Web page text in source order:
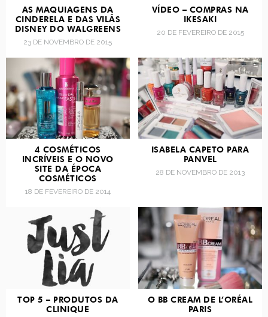
AS MAQUIAGENS DA
CINDERELA E DAS VILÃS
DISNEY DO WALGREENS
23 DE NOVEMBRO DE 2015
VÍDEO – COMPRAS NA
IKESAKI
20 DE FEVEREIRO DE 2015
4 COSMÉTICOS
INCRÍVEIS E O NOVO
SITE DA ÉPOCA
COSMÉTICOS
18 DE FEVEREIRO DE 2014
ISABELA CAPETO PARA
PANVEL
28 DE NOVEMBRO DE 2013
TOP 5 – PRODUTOS DA
CLINIQUE
O BB CREAM DE L’ORÉAL
PARIS